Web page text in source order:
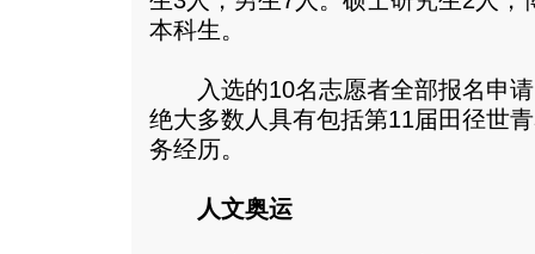
本科生。
入选的10名志愿者全部报名申请
绝大多数人具有包括第11届田径世
务经历。
人文奥运